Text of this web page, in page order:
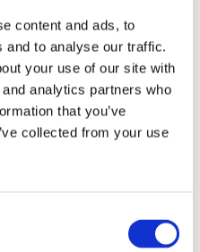
content and ads, to
and to analyse our traffic.
your use of our site with
analytics partners who
that you’ve
collected from your use
ja mainonnan
EVÄSTEET
verkkosivuston
Niitä ei voi
käytöstä Google